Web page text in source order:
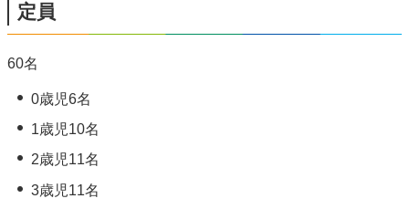
定員
60名
0歳児6名
1歳児10名
2歳児11名
3歳児11名